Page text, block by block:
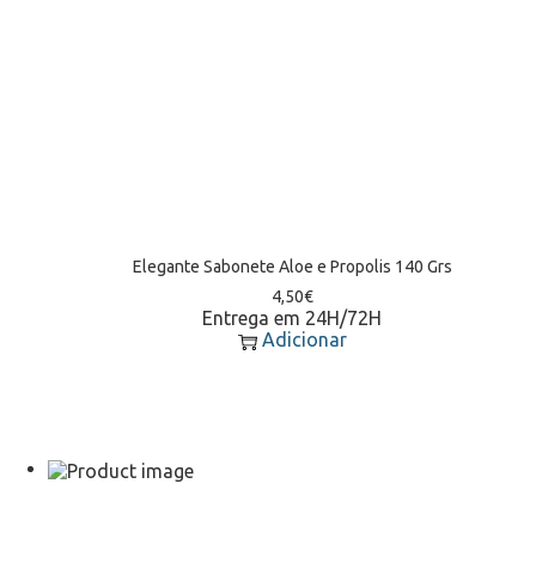
Elegante Sabonete Aloe e Propolis 140 Grs
4,50€
Entrega em 24H/72H
Adicionar